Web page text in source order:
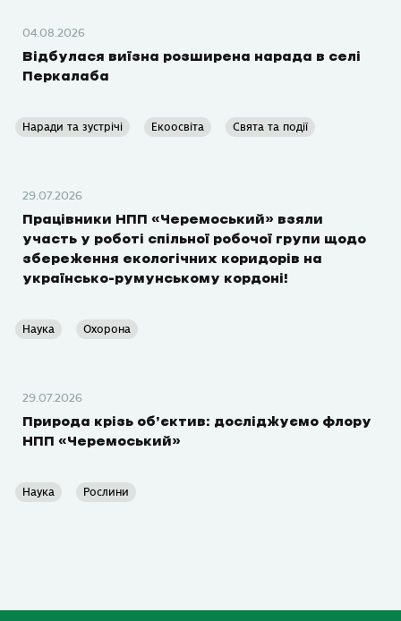
04.08.2026
Відбулася виїзна розширена нарада в селі
Перкалаба
Наради та зустрічі Екоосвіта Свята та події
29.07.2026
Працівники НПП «Черемоський» взяли
участь у роботі спільної робочої групи щодо
збереження екологічних коридорів на
українсько-румунському кордоні!
Наука Охорона
29.07.2026
Природа крізь об’єктив: досліджуємо флору
НПП «Черемоський»
Наука Рослини